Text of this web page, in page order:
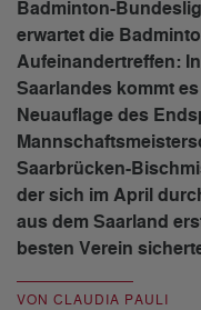
Badminton-
erwartet die
Aufeinandertreffen:
Saarlandes kommt
Neuauflage des
Saarbrücken-
der sich im April
aus dem Saarland
besten Verein
VON CLAUDIA PAULI